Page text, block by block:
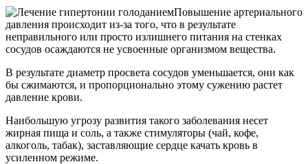
Повышение артериального
давления происходит из-за того, что в результате
неправильного или просто излишнего питания на стенках
сосудов осаждаются не усвоенные организмом вещества.
В результате диаметр просвета сосудов уменьшается, они как
бы сжимаются, и пропорционально этому сужению растет
давление крови.
Наибольшую угрозу развития такого заболевания несет
жирная пища и соль, а также стимуляторы (чай, кофе,
алкоголь, табак), заставляющие сердце качать кровь в
усиленном режиме.